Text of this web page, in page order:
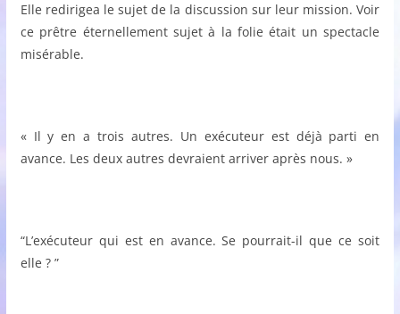
Elle redirigea le sujet de la discussion sur leur mission. Voir
ce prêtre éternellement sujet à la folie était un spectacle
misérable.
« Il y en a trois autres. Un exécuteur est déjà parti en
avance. Les deux autres devraient arriver après nous. »
“L’exécuteur qui est en avance. Se pourrait-il que ce soit
elle ? ”